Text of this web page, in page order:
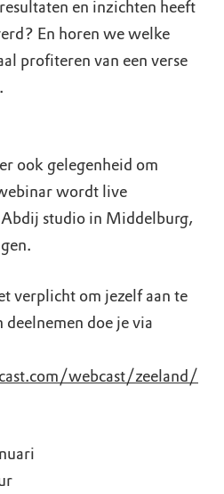
en inzichten heeft
En horen we welke
profiteren van een verse
ook gelegenheid om
wordt live
studio in Middelburg,
verplicht om jezelf aan te
doe je via
webcast/zeeland/